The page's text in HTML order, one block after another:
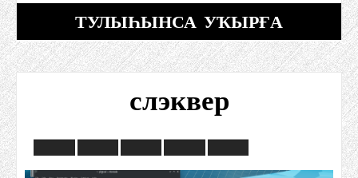
ТУЛЫҺЫНСА УҠЫРҒА
слэквер